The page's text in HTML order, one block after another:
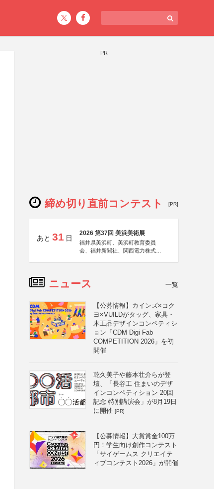
PR
締め切り直前コンテスト [PR]
あと 31 日
2026 第37回 美浜美術展
福井県美浜町、美浜町教育委員
会、福井新聞社、関西電力株式会
ニュース 一覧
【公募情報】カインズ×コク
ヨ×VUILDがタッグ、家具・
木工品デザインコンペティシ
ョン「CDM Digi Fab
COMPETITION 2026」を初
開催
乾久美子や藤本壮介らが登
壇、「長谷工 住まいのデザ
インコンペティション 20回
記念 特別講演会」が8月19日
に開催 [PR]
【公募情報】大賞賞金100万
円！学生向け創作コンテスト
「サイゲームス クリエイテ
ィブコンテスト2026」が開催